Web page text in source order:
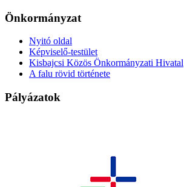
Önkormányzat
Nyitó oldal
Képviselő-testület
Kisbajcsi Közös Önkormányzati Hivatal
A falu rövid története
Pályázatok